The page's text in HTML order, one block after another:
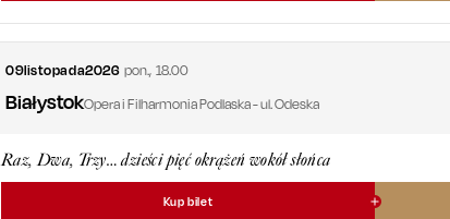
09listopada2026 pon.,18.00
BiałystokOpera i Filharmonia Podlaska - ul. Odeska
Raz, Dwa, Trzy… dzieści pięć okrążeń wokół słońca
Kup bilet